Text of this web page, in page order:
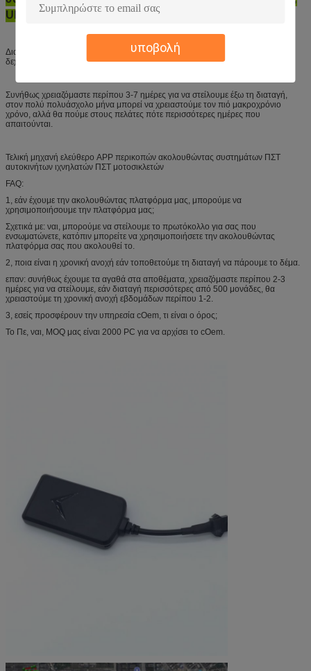
υποβολή
UPS, TNT, FEDEX.
Διαταγή δειγμάτων που χαιρετίζεται, αλλά μετά από τη διαταγή δειγμάτων,
δεχόμαστε MOQ 50 μονάδες ανά διαταγή.
Συνήθως χρειαζόμαστε περίπου 3-7 ημέρες για να στείλουμε έξω τη διαταγή,
στον πολύ πολυάσχολο μήνα μπορεί να χρειαστούμε τον πιό μακροχρόνιο
χρόνο, αλλά θα πούμε στους πελάτες πότε περισσότερες ημέρες που
απαιτούνται.
Τελική μηχανή ελεύθερο APP περικοπών ακολουθώντας συστημάτων ΠΣΤ
αυτοκινήτων ιχνηλατών ΠΣΤ μοτοσικλετών
FAQ:
1, εάν έχουμε την ακολουθώντας πλατφόρμα μας, μπορούμε να
χρησιμοποιήσουμε την πλατφόρμα μας;
Σχετικά με: ναι, μπορούμε να στείλουμε το πρωτόκολλο για σας που
ενσωματώνετε, κατόπιν μπορείτε να χρησιμοποιήσετε την ακολουθώντας
πλατφόρμα σας που ακολουθεί το.
2, ποια είναι η χρονική ανοχή εάν τοποθετούμε τη διαταγή να πάρουμε το δέμα.
επαν: συνήθως έχουμε τα αγαθά στα αποθέματα, χρειαζόμαστε περίπου 2-3
ημέρες για να στείλουμε, εάν διαταγή περισσότερες από 500 μονάδες, θα
χρειαστούμε τη χρονική ανοχή εβδομάδων περίπου 1-2.
3, εσείς προσφέρουν την υπηρεσία cOem, τι είναι ο όρος;
Το Πε, ναι, MOQ μας είναι 2000 PC για να αρχίσει το cOem.